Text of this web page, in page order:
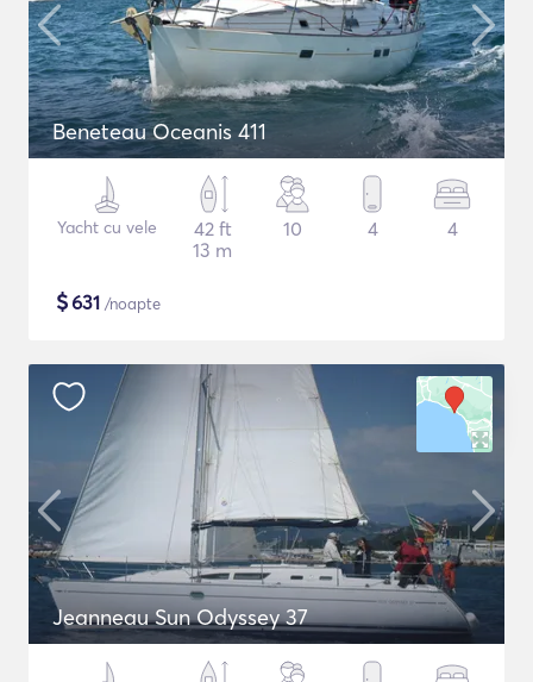
Beneteau Oceanis 411
Yacht cu vele
42 ft
13 m
10 4 4
$631 /noapte
Jeanneau Sun Odyssey 37